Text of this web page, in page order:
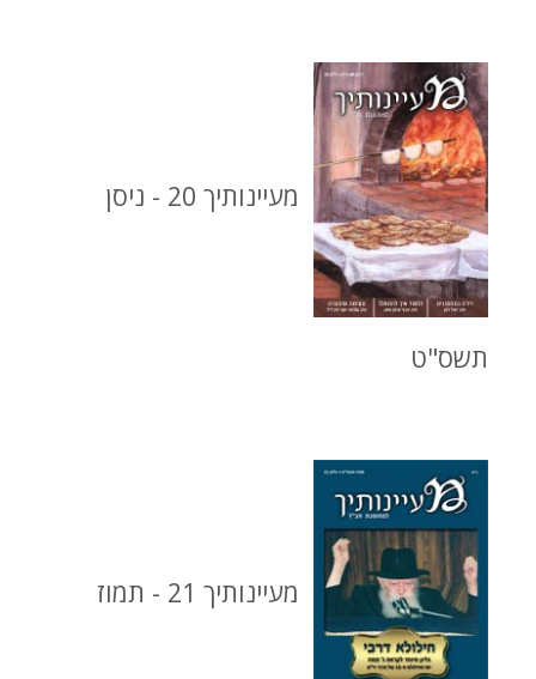
מעיינותיך 20 - ניסן
תשס"ט
מעיינותיך 21 - תמוז